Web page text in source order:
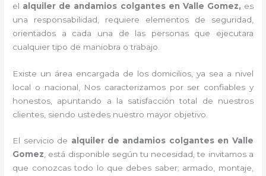
el alquiler de andamios colgantes en Valle Gomez, es
una responsabilidad, requiere elementos de seguridad,
orientados a cada una de las personas que ejecutara
cualquier tipo de maniobra o trabajo.
Existe un área encargada de los domicilios, ya sea a nivel
local o nacional, Nos caracterizamos por ser confiables y
honestos, apuntando a la satisfacción total de nuestros
clientes, siendo ustedes nuestro mayor objetivo.
El servicio de alquiler de andamios colgantes en Valle
Gomez, está disponible según tu necesidad, te invitamos a
que conozcas todo lo que debes saber; armado, montaje,